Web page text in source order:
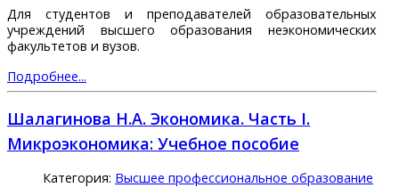
Для студентов и преподавателей образовательных
учреждений высшего образования неэкономических
факультетов и вузов.
Подробнее...
Шалагинова Н.А. Экономика. Часть I.
Микроэкономика: Учебное пособие
Категория: Высшее профессиональное образование